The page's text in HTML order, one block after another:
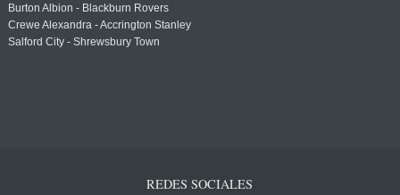
Burton Albion - Blackburn Rovers
Crewe Alexandra - Accrington Stanley
Salford City - Shrewsbury Town
REDES SOCIALES